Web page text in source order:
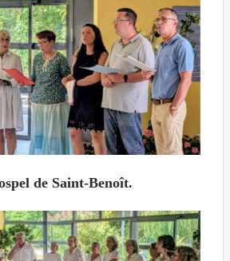
de Saint-Benoît.